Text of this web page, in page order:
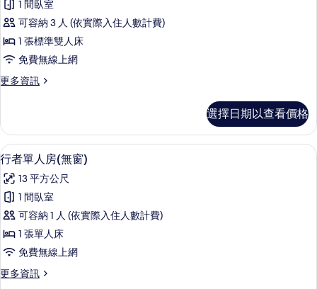
相
片
的
詳
情
準
雙
人
1
標
準
雙
人
床,
無
窗
戶
的
1 間臥室
可容納 3 人 (依實際入住人數計費)
1 張標準雙人床
免費無線上網
更多資訊
更
雙
人
房,
1
張
標
準
雙
人
床,
無
窗
選擇日期以查看價格
顯
示
行
者
單
人
(​
行者單人房(​無窗) | 書桌、筆電工作空
5
行者單人房(​無窗)
13 平方公尺
1 間臥室
可容納 1 人 (依實際入住人數計費)
1 張單人床
免費無線上網
更多資訊
更